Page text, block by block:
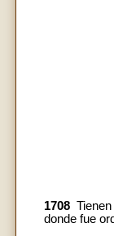
1708
donde fue